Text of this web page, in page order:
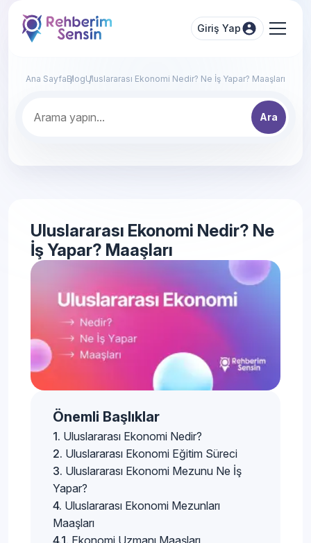
Giriş Yap
Ana SayfaBlogUluslararası Ekonomi Nedir? Ne İş Yapar? Maaşları
Ara
Uluslararası Ekonomi Nedir? Ne
İş Yapar? Maaşları
Önemli Başlıklar
Uluslararası Ekonomi Nedir?
Uluslararası Ekonomi Eğitim Süreci
Uluslararası Ekonomi Mezunu Ne İş
Yapar?
Uluslararası Ekonomi Mezunları
Maaşları